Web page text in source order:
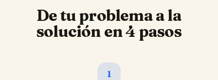
De tu problema a la
solución en 4 pasos
1